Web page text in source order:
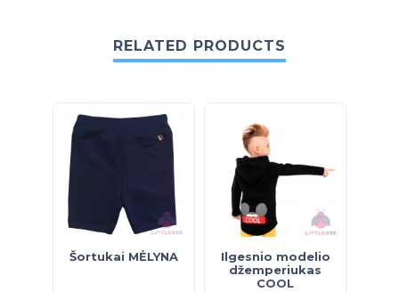
RELATED PRODUCTS
Šortukai MĖLYNA
Ilgesnio modelio
džemperiukas
COOL